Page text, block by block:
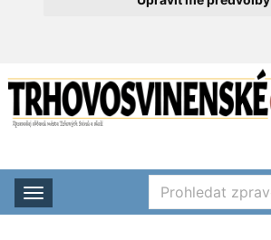
Rozbalit nabídku